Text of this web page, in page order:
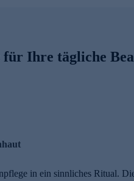
Ihre tägliche
in ein sinnliches Ritual.